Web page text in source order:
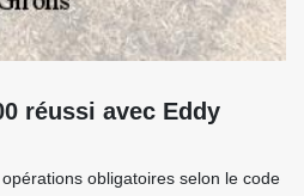
réussi avec Eddy
obligatoires selon le code